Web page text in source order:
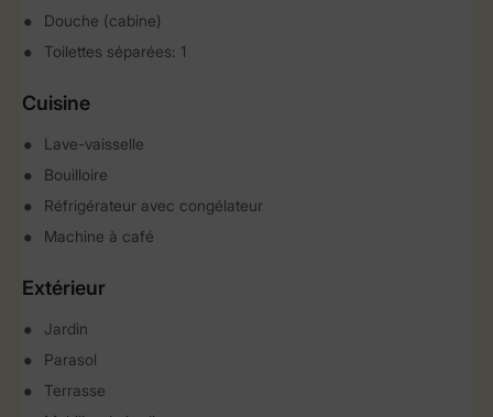
Douche (cabine)
Toilettes séparées: 1
Cuisine
Lave-vaisselle
Bouilloire
Réfrigérateur avec congélateur
Machine à café
Extérieur
Jardin
Parasol
Terrasse